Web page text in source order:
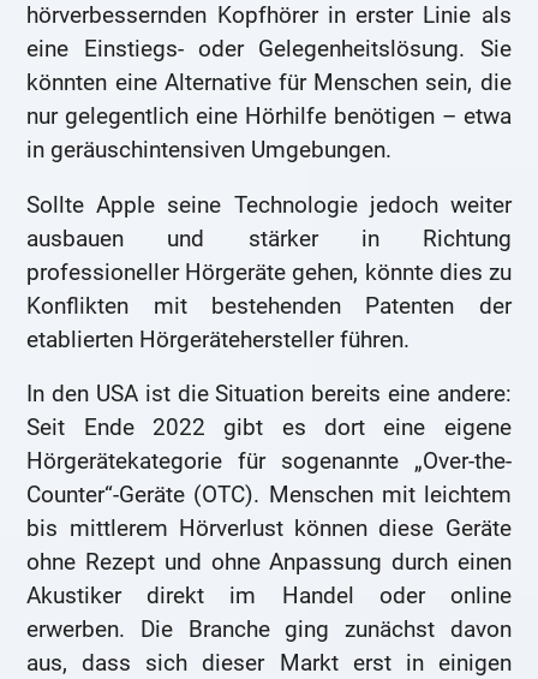
hörverbessernden Kopfhörer in erster Linie als
eine Einstiegs- oder Gelegenheitslösung. Sie
könnten eine Alternative für Menschen sein, die
nur gelegentlich eine Hörhilfe benötigen – etwa
in geräuschintensiven Umgebungen.
Sollte Apple seine Technologie jedoch weiter
ausbauen und stärker in Richtung
professioneller Hörgeräte gehen, könnte dies zu
Konflikten mit bestehenden Patenten der
etablierten Hörgerätehersteller führen.
In den USA ist die Situation bereits eine andere:
Seit Ende 2022 gibt es dort eine eigene
Hörgerätekategorie für sogenannte „Over-the-
Counter“-Geräte (OTC). Menschen mit leichtem
bis mittlerem Hörverlust können diese Geräte
ohne Rezept und ohne Anpassung durch einen
Akustiker direkt im Handel oder online
erwerben. Die Branche ging zunächst davon
aus, dass sich dieser Markt erst in einigen